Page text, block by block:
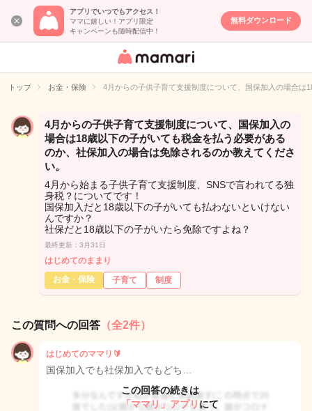
アプリでいつでもアクセス！
ママに嬉しい！アプリ限定
キャンペーンも随時配信中！
無料ダウンロード
女性専用匿名QA
イト
トップ お金・保険 4月からの子供子育て支援制度について、国保加入の場合
4月からの子供子育て支援制度について、国保加入の
場合は18歳以下の子がいても税金を払う必要がある
のか、社保加入の場合は免除されるのか教えてくださ
い。
4月から始まる子供子育て支援制度、SNSで言われてる独
身税？についてです！
国保加入だと18歳以下の子がいても払わないといけない
んですか？
社保だと18歳以下の子がいたら免除ですよね？
最終更新：3月31日
はじめてのままり
お金・保険
子育て 制度
この質問への回答 （全2件）
はじめてのママリ🔰
国保加入でも社保加入でもどち…
この回答の続きは
「ママリ」アプリ にて